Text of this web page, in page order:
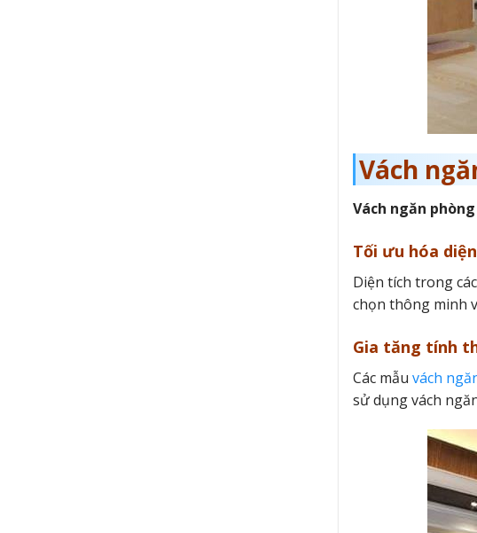
Vách
Vách ngăn
Tối ưu hóa
Diện tích trong
chọn thông minh
Gia tăng tính
Các mẫu vách
sử dụng vách